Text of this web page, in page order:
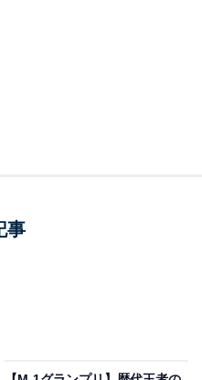
を組む後藤さんは、切れ
言動や状況を独特の比喩
エントリーし、2003年に
おり、この年は2位に入
事